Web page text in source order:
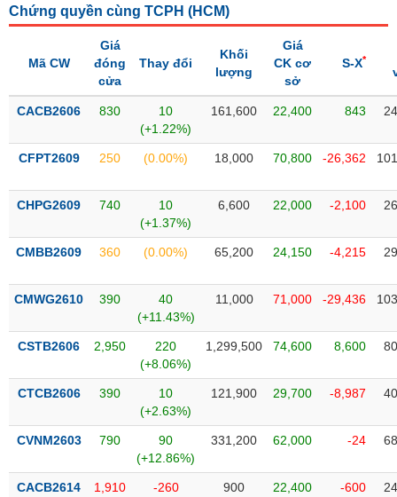
liệu
trường
Chứng quyền cùng TCPH (HCM)
Mã CW
Giá
đóng
cửa
Thay đổi
Khối
lượng
Giá
CK cơ
sở
S-X*
CACB2606 830
10
(+1.22%)
161,600 22,400 843
CFPT2609 250 (0.00%) 18,000 70,800 -26,362
CHPG2609 740
10
(+1.37%)
6,600 22,000 -2,100
CMBB2609 360 (0.00%) 65,200 24,150 -4,215
CMWG2610 390
40
(+11.43%)
11,000 71,000 -29,436
CSTB2606 2,950
220
(+8.06%)
1,299,500 74,600 8,600
CTCB2606 390
10
(+2.63%)
121,900 29,700 -8,987
CVNM2603 790
90
(+12.86%)
331,200 62,000 -24
CACB2614 1,910
-260
900 22,400 -600
DÙNG
KHÔNG
YẾU
TIÊU
DÙNG
YẾU
CHĂM
SÓC
KHỎE